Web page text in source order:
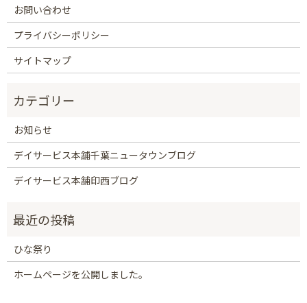
お問い合わせ
プライバシーポリシー
サイトマップ
お知らせ
デイサービス本舗千葉ニュータウンブログ
デイサービス本舗印西ブログ
ひな祭り
ホームページを公開しました。